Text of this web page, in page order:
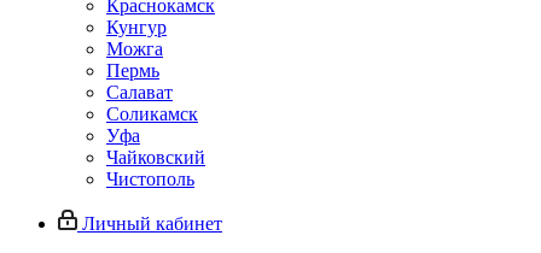
Краснокамск
Кунгур
Можга
Пермь
Салават
Соликамск
Уфа
Чайковский
Чистополь
Личный кабинет